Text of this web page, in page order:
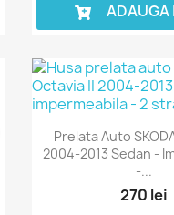
ADAUGA
Prelata Auto
2004-2013 Sedan -
-...
270 lei